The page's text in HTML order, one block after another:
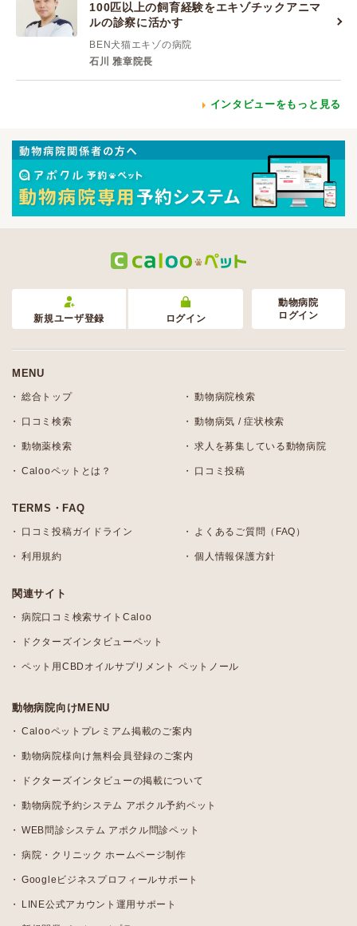
100匹以上の飼育経験をエキゾチックアニマ
ルの診察に活かす
BEN犬猫エキゾの病院
石川 雅章院長
インタビューをもっと見る
新規ユーザ登録 ログイン
動物病院
ログイン
MENU
総合トップ 動物病院検索
口コミ検索 動物病気 / 症状検索
動物薬検索 求人を募集している動物病院
Calooペットとは？ 口コミ投稿
TERMS・FAQ
口コミ投稿ガイドライン よくあるご質問（FAQ）
利用規約 個人情報保護方針
関連サイト
病院口コミ検索サイトCaloo
ドクターズインタビューペット
ペット用CBDオイルサプリメント ペットノール
動物病院向けMENU
Calooペットプレミアム掲載のご案内
動物病院様向け無料会員登録のご案内
ドクターズインタビューの掲載について
動物病院予約システム アポクル予約ペット
WEB問診システム アポクル問診ペット
病院・クリニック ホームページ制作
Googleビジネスプロフィールサポート
LINE公式アカウント運用サポート